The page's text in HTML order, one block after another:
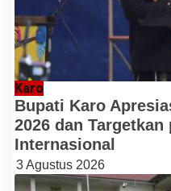
Karo
Bupati Karo
2026 dan Targetkan
Internasional
3 Agustus 2026